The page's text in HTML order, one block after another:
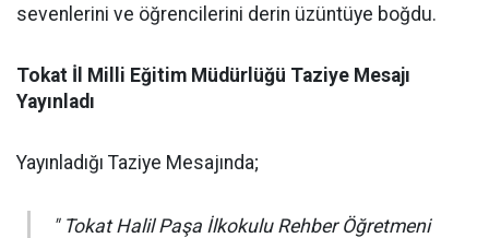
sevenlerini ve öğrencilerini derin üzüntüye boğdu.
Tokat İl Milli Eğitim Müdürlüğü Taziye Mesajı
Yayınladı
Yayınladığı Taziye Mesajında;
" Tokat Halil Paşa İlkokulu Rehber Öğretmeni